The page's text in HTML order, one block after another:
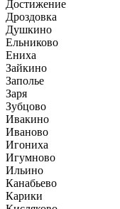
Достижение
Дроздовка
Душкино
Ельниково
Ениха
Зайкино
Заполье
Заря
Зубцово
Ивакино
Иваново
Игониха
Игумново
Ильино
Канабьево
Карики